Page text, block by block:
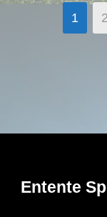
1 2
Entente